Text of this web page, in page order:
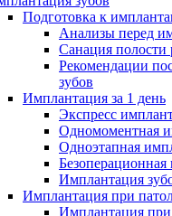
Подготовка к
Анализы перед
Санация полости
Рекомендации
зубов
Имплантация за 1 день
Экспресс
Одномоментная
Одноэтапная
Имплантация
Имплантация при
Имплантация при